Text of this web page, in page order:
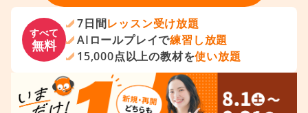
すべて
無料
7日間レッスン受け放題
AIロールプレイで練習し放題
15,000点以上の教材を使い放題